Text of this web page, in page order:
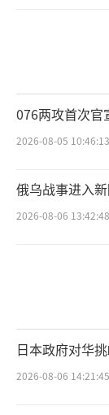
力在于产品
激烈的市场
自身特点的
发展，特
应更加注
发。
076两攻首次官
2026-08-05 10:46:13
俄乌战事进入
2026-08-06 13:42:48
日本政府对华挑
2026-08-06 14:21:45